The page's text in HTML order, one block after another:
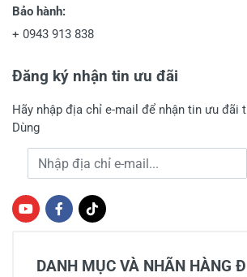
Bảo hành:
+ 0943 913 838
Đăng ký nhận tin ưu đãi
Hãy nhập địa chỉ e-mail để nhận tin ưu đãi
Dùng
Địa chỉ e-mail
DANH MỤC VÀ NHÃN HÀNG